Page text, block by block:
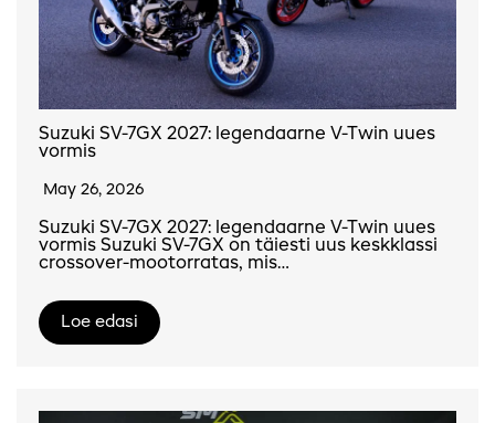
Suzuki SV-7GX 2027: legendaarne V-Twin uues
vormis
May 26, 2026
Suzuki SV-7GX 2027: legendaarne V-Twin uues
vormis Suzuki SV-7GX on täiesti uus keskklassi
crossover-mootorratas, mis…
Loe edasi